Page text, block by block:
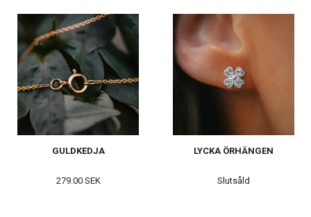
GULDKEDJA
279.00 SEK
LYCKA ÖRHÄNGEN
Slutsåld